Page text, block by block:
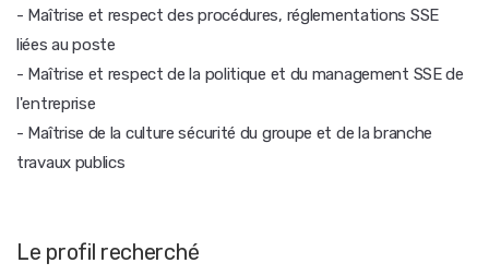
- Maîtrise et respect des procédures, réglementations SSE
liées au poste
- Maîtrise et respect de la politique et du management SSE de
l'entreprise
- Maîtrise de la culture sécurité du groupe et de la branche
travaux publics
Le profil recherché